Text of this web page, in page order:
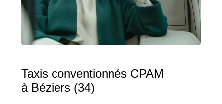
Taxis conventionnés CPAM
à Béziers (34)